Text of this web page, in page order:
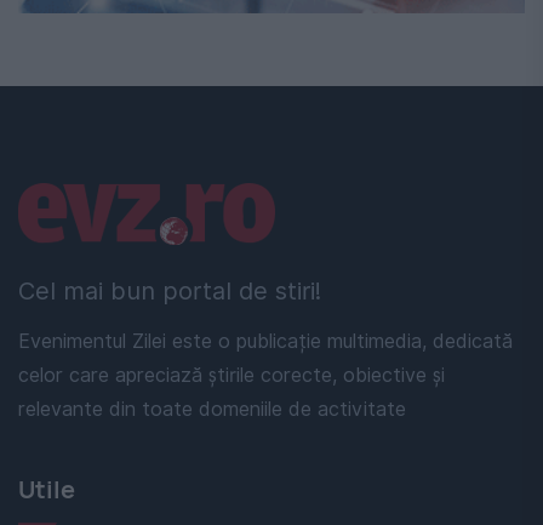
Cel mai bun portal de stiri!
Evenimentul Zilei este o publicație multimedia, dedicată
celor care apreciază știrile corecte, obiective și
relevante din toate domeniile de activitate
Linkuri utile
Utile